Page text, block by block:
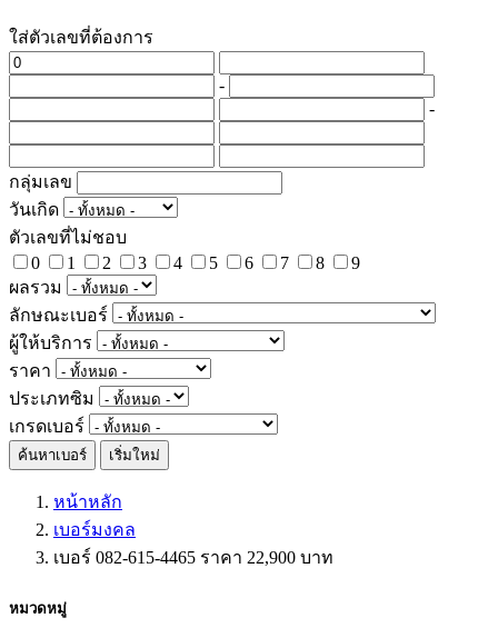
ใส่ตัวเลขที่ต้องการ
-
-
กลุ่มเลข
วันเกิด
ตัวเลขที่ไม่ชอบ
0
1 2 3 4 5 6 7 8
9
ผลรวม
ลักษณะเบอร์
ผู้ให้บริการ
ราคา
ประเภทซิม
เกรดเบอร์
ค้นหาเบอร์ เริ่มใหม่
หน้าหลัก
เบอร์มงคล
เบอร์ 082-615-4465 ราคา 22,900 บาท
หมวดหมู่